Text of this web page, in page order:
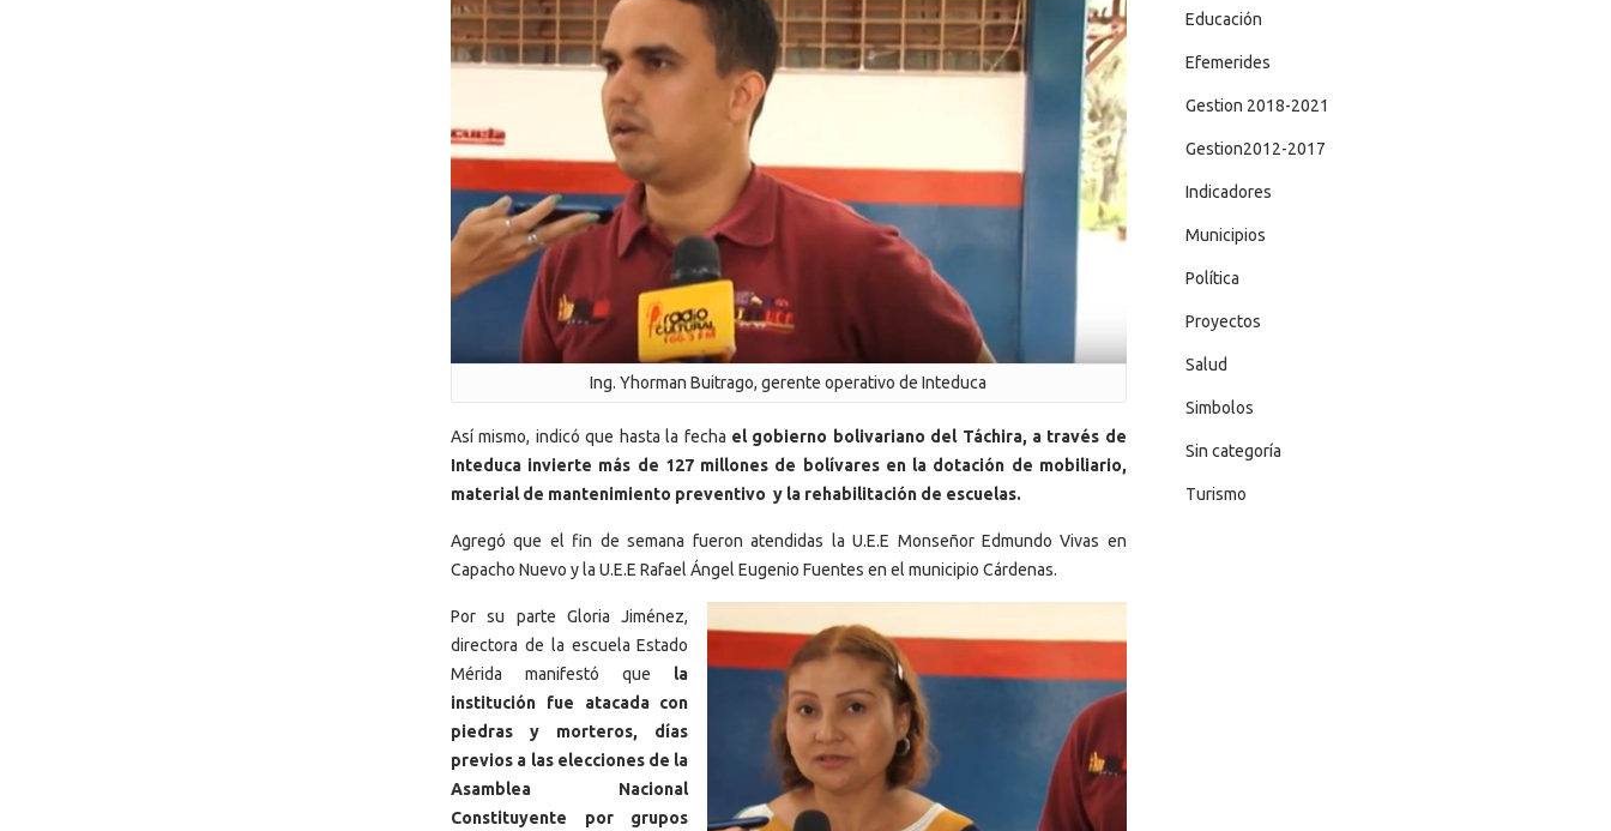
Ing. Yhorman Buitrago, gerente operativo de Inteduca
Así mismo, indicó que hasta la fecha el gobierno bolivariano del Táchira, a través de
Inteduca invierte más de 127 millones de bolívares en la dotación de mobiliario,
material de mantenimiento preventivo y la rehabilitación de escuelas.
Agregó que el fin de semana fueron atendidas la U.E.E Monseñor Edmundo Vivas en
Capacho Nuevo y la U.E.E Rafael Ángel Eugenio Fuentes en el municipio Cárdenas.
Por su parte Gloria Jiménez,
directora de la escuela Estado
Mérida manifestó que la
institución fue atacada con
piedras y morteros, días
previos a las elecciones de la
Asamblea Nacional
Constituyente por grupos
Educación
Efemerides
Gestion 2018-2021
Gestion2012-2017
Indicadores
Municipios
Política
Proyectos
Salud
Simbolos
Sin categoría
Turismo